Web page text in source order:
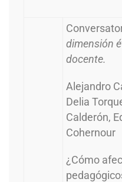
dimensión
docente.
Alejandro
Delia
Calderón,
Cohernour
¿Cómo